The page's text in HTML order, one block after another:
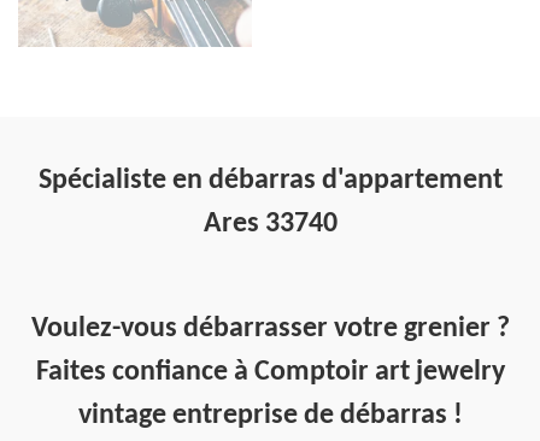
Spécialiste en débarras d'appartement
Ares 33740
Voulez-vous débarrasser votre grenier ?
Faites confiance à Comptoir art jewelry
vintage entreprise de débarras !